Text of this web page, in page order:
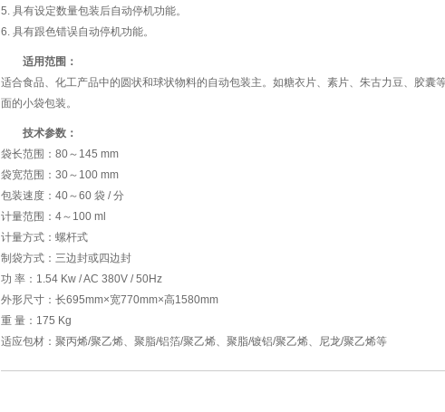
5. 具有设定数量包装后自动停机功能。
6. 具有跟色错误自动停机功能。
适用范围：
适合食品、化工产品中的圆状和球状物料的自动包装主。如糖衣片、素片、朱古力豆、胶囊
面的小袋包装。
技术参数：
袋长范围：80～145 mm
袋宽范围：30～100 mm
包装速度：40～60 袋 / 分
计量范围：4～100 ml
计量方式：螺杆式
制袋方式：三边封或四边封
功 率：1.54 Kw / AC 380V / 50Hz
外形尺寸：长695mm×宽770mm×高1580mm
重 量：175 Kg
适应包材：聚丙烯/聚乙烯、聚脂/铝箔/聚乙烯、聚脂/镀铝/聚乙烯、尼龙/聚乙烯等